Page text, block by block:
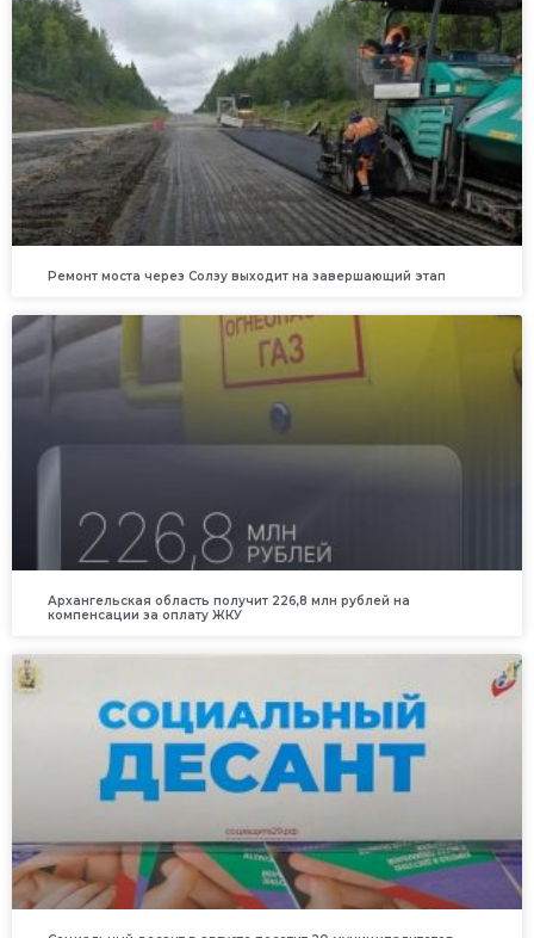
Ремонт моста через Солзу выходит на завершающий этап
Архангельская область получит 226,8 млн рублей на
компенсации за оплату ЖКУ